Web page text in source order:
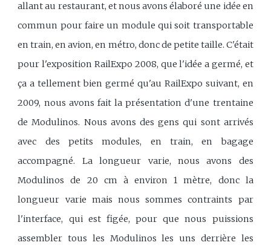
allant au restaurant, et nous avons élaboré une idée en
commun pour faire un module qui soit transportable
en train, en avion, en métro, donc de petite taille. C'était
pour l'exposition RailExpo 2008, que l'idée a germé, et
ça a tellement bien germé qu'au RailExpo suivant, en
2009, nous avons fait la présentation d'une trentaine
de Modulinos. Nous avons des gens qui sont arrivés
avec des petits modules, en train, en bagage
accompagné. La longueur varie, nous avons des
Modulinos de 20 cm à environ 1 mètre, donc la
longueur varie mais nous sommes contraints par
l'interface, qui est figée, pour que nous puissions
assembler tous les Modulinos les uns derrière les